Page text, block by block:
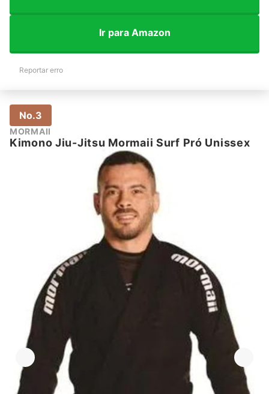
Ir para Amazon
Reportar erro
No.3
MORMAII
Kimono Jiu-Jitsu Mormaii Surf Pró Unissex